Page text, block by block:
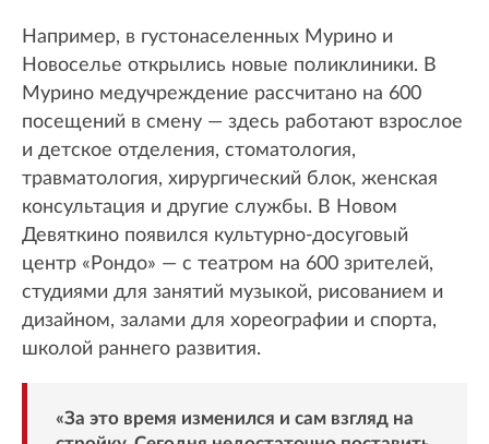
Например, в густонаселенных Мурино и
Новоселье открылись новые поликлиники. В
Мурино медучреждение рассчитано на 600
посещений в смену — здесь работают взрослое
и детское отделения, стоматология,
травматология, хирургический блок, женская
консультация и другие службы. В Новом
Девяткино появился культурно-досуговый
центр «Рондо» — с театром на 600 зрителей,
студиями для занятий музыкой, рисованием и
дизайном, залами для хореографии и спорта,
школой раннего развития.
«За это время изменился и сам взгляд на